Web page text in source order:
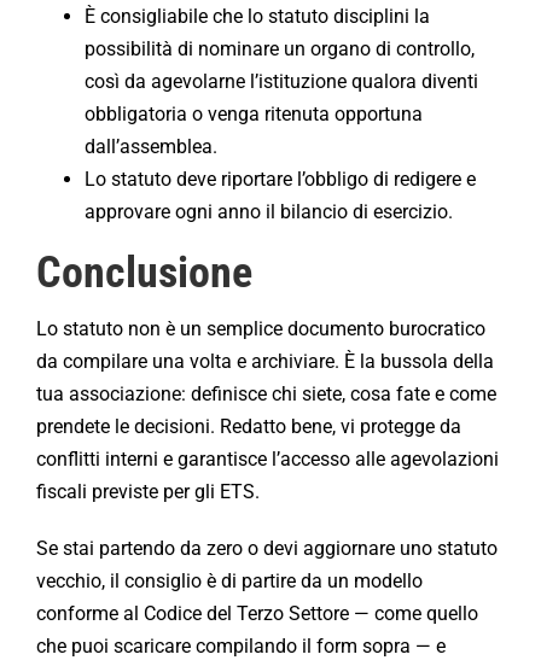
È consigliabile che lo statuto disciplini la
possibilità di nominare un organo di controllo,
così da agevolarne l’istituzione qualora diventi
obbligatoria o venga ritenuta opportuna
dall’assemblea.
Lo statuto deve riportare l’obbligo di redigere e
approvare ogni anno il bilancio di esercizio.
Conclusione
Lo statuto non è un semplice documento burocratico
da compilare una volta e archiviare. È la bussola della
tua associazione: definisce chi siete, cosa fate e come
prendete le decisioni. Redatto bene, vi protegge da
conflitti interni e garantisce l’accesso alle agevolazioni
fiscali previste per gli ETS.
Se stai partendo da zero o devi aggiornare uno statuto
vecchio, il consiglio è di partire da un modello
conforme al Codice del Terzo Settore — come quello
che puoi scaricare compilando il form sopra — e